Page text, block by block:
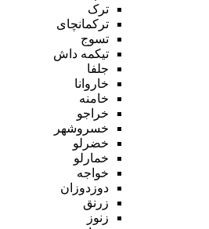
ترک
ترکمانچای
تسوج
تیکمه داش
جلفا
خاروانا
خامنه
خراجو
خسروشهر
خضرلو
خمارلو
خواجه
دوزدوزان
زرنق
زنوز